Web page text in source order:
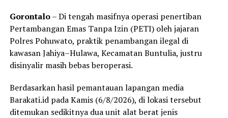
pembiayaan darurat.
BPBD juga meningkatkan edukasi dan sosialisasi kepada
masyarakat agar rutin memantau informasi cuaca serta
memahami langkah-langkah penyelamatan saat
siaga bencana yang berisi kebutuhan dasar, dokumen
penting, dan perlengkapan darurat untuk
meminimalkan dampak jika harus mengungsi dalam
Gorontalo– Di tengah masifnya operasi penertiban
Pertambangan Emas Tanpa Izin (PETI) oleh jajaran
Polres Pohuwato, praktik penambangan ilegal di
kawasan Jahiya–Hulawa, Kecamatan Buntulia, justru
disinyalir masih bebas beroperasi.
Berdasarkan hasil pemantauan lapangan media
Barakati.id pada Kamis (6/8/2026), di lokasi tersebut
ditemukan sedikitnya dua unit alat berat jenis